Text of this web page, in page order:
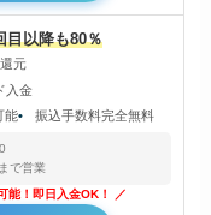
目以降も80％
元
入金
能
振込手数料完全無料
で営業
能！即日入金OK！